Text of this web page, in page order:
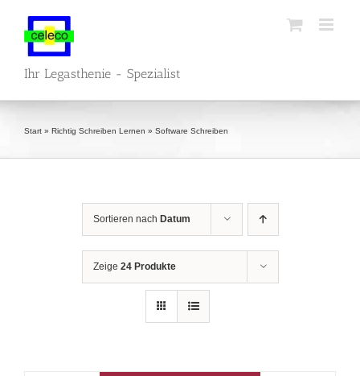
springen
Ihr Legasthenie - Spezialist
Start » Richtig Schreiben Lernen » Software Schreiben
Sortieren nach Datum
Zeige 24 Produkte